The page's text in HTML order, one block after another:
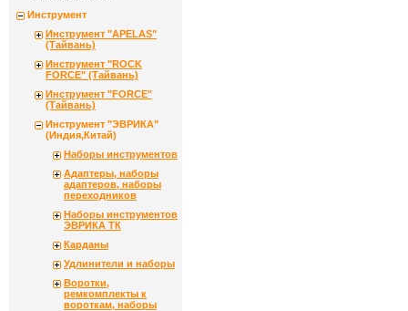
Инструмент
Инструмент "APELAS"
(Тайвань)
Инструмент "ROCK
FORCE" (Тайвань)
Инструмент "FORCE"
(Тайвань)
Инструмент "ЭВРИКА"
(Индия,Китай)
Наборы инструментов
Адаптеры, наборы
адаптеров, наборы
переходников
Наборы инструментов
ЭВРИКА ТК
Карданы
Удлинители и наборы
Воротки,
ремкомплекты к
вороткам, наборы